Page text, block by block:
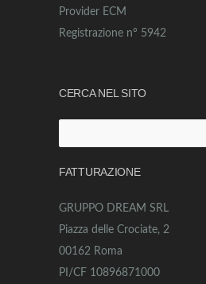
Provider ECM
Registrazione n° 5942
CERCA NEL SITO
per:
FATTURAZIONE
GRUPPO DREAM SRL
Piazza delle Crociate, 2
00162 Roma
PI/CF 10896871000